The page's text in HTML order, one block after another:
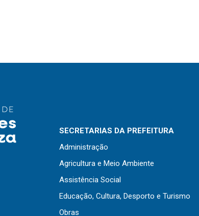
SECRETARIAS DA PREFEITURA
Administração
Agricultura e Meio Ambiente
Assistência Social
Educação, Cultura, Desporto e Turismo
Obras